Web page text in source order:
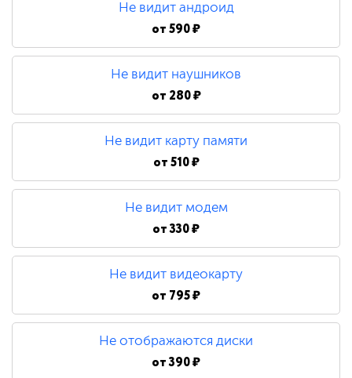
Не видит андроид
от590 ₽
Не видит наушников
от 280 ₽
Не видит карту памяти
от510 ₽
Не видит модем
от330 ₽
Не видит видеокарту
от 795 ₽
Не отображаются диски
от390 ₽